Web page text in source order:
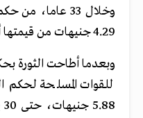
وخلال 33 عاما،
4.29 جنيهات من قيمتها أمام الدولار بما يعادل 286%.
وبعدما أطاحت الثورة
للقوات المسلحة لحكم